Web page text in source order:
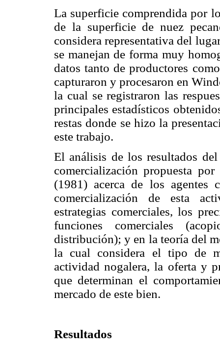
La superficie comprendida por
de la superficie de nuez
considera representativa del
se manejan de forma muy
datos tanto de productores
capturaron y procesaron en
la cual se registraron las
principales estadísticos
restas donde se hizo la
este trabajo.
El análisis de los resultados
comercialización propuesta
(1981) acerca de los agentes
comercialización de esta
estrategias comerciales, los
funciones comerciales
distribución); y en la teoría del
la cual considera el tipo de
actividad nogalera, la oferta y
que determinan el
mercado de este bien.
Resultados